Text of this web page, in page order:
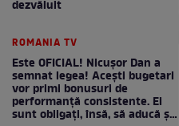
dezvăluit
ROMANIA TV
Este OFICIAL! Nicușor Dan a
semnat legea! Acești bugetari
vor primi bonusuri de
performanță consistente. Ei
sunt obligați, însă, să aducă și